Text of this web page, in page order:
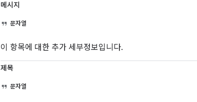
메시지
문자열
이 항목에 대한 추가 세부정보입니다.
제목
문자열